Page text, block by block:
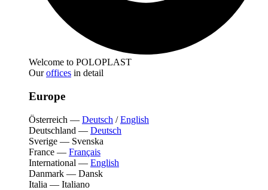
Welcome to POLOPLAST
Ouroffices in detail
Europe
Österreich — Deutsch /English
Deutschland — Deutsch
Sverige — Svenska
France — Français
International — English
Danmark — Dansk
Italia — Italiano